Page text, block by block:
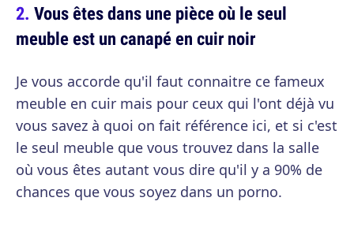
Vous êtes dans une pièce où le seul
meuble est un canapé en cuir noir
Je vous accorde qu'il faut connaitre ce fameux
meuble en cuir mais pour ceux qui l'ont déjà vu
vous savez à quoi on fait référence ici, et si c'est
le seul meuble que vous trouvez dans la salle
où vous êtes autant vous dire qu'il y a 90% de
chances que vous soyez dans un porno.